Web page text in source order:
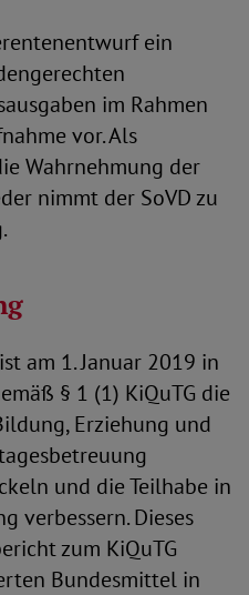
ein
im Rahmen
vor. Als
Wahrnehmung der
nimmt der SoVD zu
am 1. Januar 2019 in
§ 1 (1) KiQuTG die
Erziehung und
und die Teilhabe in
verbessern. Dieses
zum KiQuTG
Bundesmittel in